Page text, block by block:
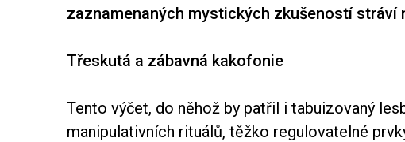
zaznamenaných mystických zkušeností
Třeskutá a zábavná kakofonie
Tento výčet, do něhož by patřil i tabuizovaný
manipulativních rituálů, těžko regulovatelné